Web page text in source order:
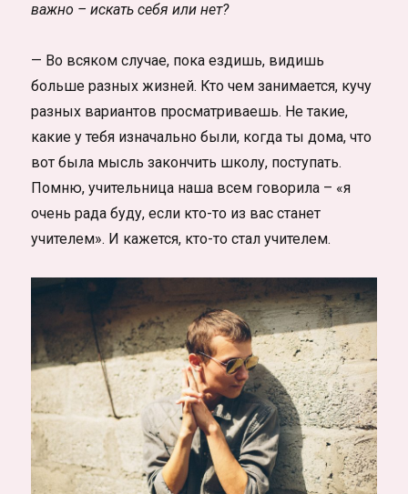
важно – искать себя или нет?
— Во всяком случае, пока ездишь, видишь
больше разных жизней. Кто чем занимается, кучу
разных вариантов просматриваешь. Не такие,
какие у тебя изначально были, когда ты дома, что
вот была мысль закончить школу, поступать.
Помню, учительница наша всем говорила – «я
очень рада буду, если кто-то из вас станет
учителем». И кажется, кто-то стал учителем.